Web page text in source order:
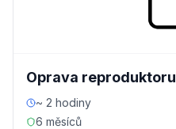
Oprava reproduktoru
~ 2 hodiny
6 měsíců